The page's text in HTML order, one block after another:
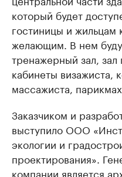
который будет
гостиницы и жильцам
желающим. В нем
тренажерный зал, зал
кабинеты визажиста,
массажиста,
Заказчиком и
выступило ООО
экологии и
проектирования».
компании является